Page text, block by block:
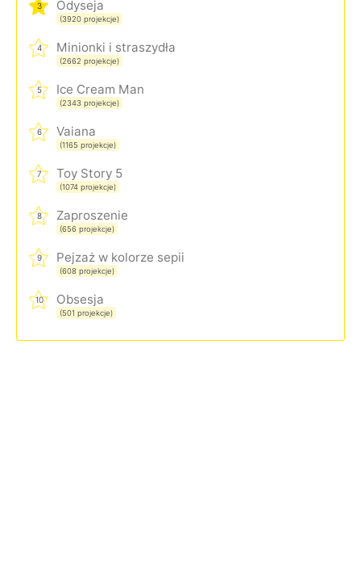
3 Odyseja
(3920 projekcje)
4 Minionki i straszydła
(2662 projekcje)
5 Ice Cream Man
(2343 projekcje)
6 Vaiana
(1165 projekcje)
7 Toy Story 5
(1074 projekcje)
8 Zaproszenie
(656 projekcje)
9 Pejzaż w kolorze sepii
(608 projekcje)
10 Obsesja
(501 projekcje)